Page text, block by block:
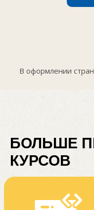
В оформлении
БОЛЬШЕ
КУРСОВ